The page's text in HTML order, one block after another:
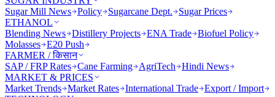
Sugar Mill News Policy Sugarcane Dept.
Sugar Prices
ETHANOL
Blending News Distillery Projects ENA Trade Biofuel Policy
Molasses E20 Push
FARMER / किसान
SAP / FRP Rates Cane Farming AgriTech
Hindi News
MARKET & PRICES
Market Trends Market Rates International Trade Export / Import